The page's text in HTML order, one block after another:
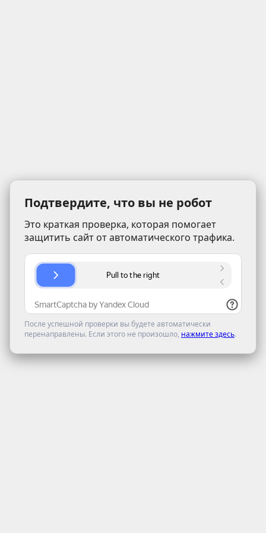
Подтвердите, что вы не робот
Это краткая проверка, которая помогает
защитить сайт от автоматического трафика.
После успешной проверки вы будете автоматически
перенаправлены. Если этого не произошло, нажмите здесь.